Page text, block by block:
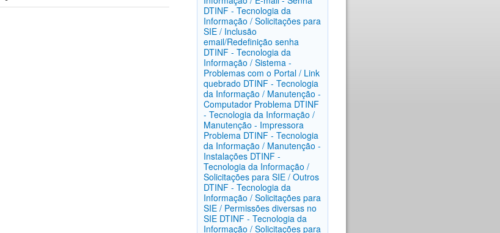
DTINF - Tecnologia da
Informação / Solicitações para
SIE / Inclusão
email/Redefinição senha
DTINF - Tecnologia da
Informação / Sistema -
Problemas com o Portal / Link
quebrado DTINF - Tecnologia
da Informação / Manutenção -
Computador Problema DTINF
- Tecnologia da Informação /
Manutenção - Impressora
Problema DTINF - Tecnologia
da Informação / Manutenção -
Instalações DTINF -
Tecnologia da Informação /
Solicitações para SIE / Outros
DTINF - Tecnologia da
Informação / Solicitações para
SIE / Permissões diversas no
SIE DTINF - Tecnologia da
Informação / Solicitações para